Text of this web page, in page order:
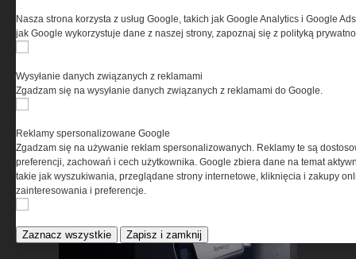
MSBS GROT C14 A3 –
ewolucja doświadczeń. Jak
karabinek
Nasza strona korzysta z usług Google, takich jak Google Analytics i Google
jak Google wykorzystuje dane z naszej strony, zapoznaj się z polityką
Wysyłanie danych związanych z reklamami
Zgadzam się na wysyłanie danych związanych z reklamami do Google.
Reklamy spersonalizowane Google
Zgadzam się na używanie reklam spersonalizowanych. Reklamy te są
preferencji, zachowań i cech użytkownika. Google zbiera dane na temat
takie jak wyszukiwania, przeglądane strony internetowe, kliknięcia i zakupy
zainteresowania i preferencje.
Zaznacz wszystkie Zapisz i zamknij